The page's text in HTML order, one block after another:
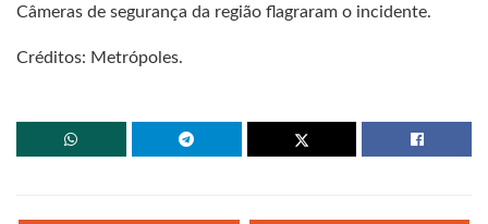
Câmeras de segurança da região flagraram o incidente.
Créditos: Metrópoles.